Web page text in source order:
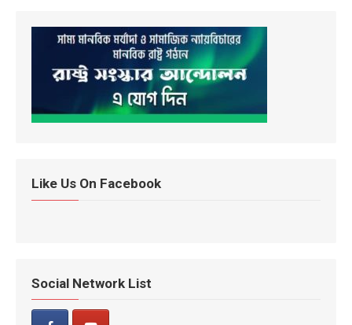
Like Us On Facebook
Social Network List